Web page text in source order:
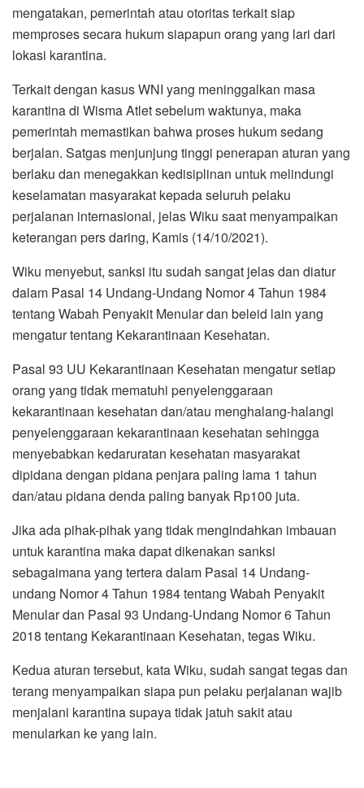
mengatakan, pemerintah atau otoritas terkait siap
memproses secara hukum siapapun orang yang lari dari
lokasi karantina.
Terkait dengan kasus WNI yang meninggalkan masa
karantina di Wisma Atlet sebelum waktunya, maka
pemerintah memastikan bahwa proses hukum sedang
berjalan. Satgas menjunjung tinggi penerapan aturan yang
berlaku dan menegakkan kedisiplinan untuk melindungi
keselamatan masyarakat kepada seluruh pelaku
perjalanan internasional, jelas Wiku saat menyampaikan
keterangan pers daring, Kamis (14/10/2021).
Wiku menyebut, sanksi itu sudah sangat jelas dan diatur
dalam Pasal 14 Undang-Undang Nomor 4 Tahun 1984
tentang Wabah Penyakit Menular dan beleid lain yang
mengatur tentang Kekarantinaan Kesehatan.
Pasal 93 UU Kekarantinaan Kesehatan mengatur setiap
orang yang tidak mematuhi penyelenggaraan
kekarantinaan kesehatan dan/atau menghalang-halangi
penyelenggaraan kekarantinaan kesehatan sehingga
menyebabkan kedaruratan kesehatan masyarakat
dipidana dengan pidana penjara paling lama 1 tahun
dan/atau pidana denda paling banyak Rp100 juta.
Jika ada pihak-pihak yang tidak mengindahkan imbauan
untuk karantina maka dapat dikenakan sanksi
sebagaimana yang tertera dalam Pasal 14 Undang-
undang Nomor 4 Tahun 1984 tentang Wabah Penyakit
Menular dan Pasal 93 Undang-Undang Nomor 6 Tahun
2018 tentang Kekarantinaan Kesehatan, tegas Wiku.
Kedua aturan tersebut, kata Wiku, sudah sangat tegas dan
terang menyampaikan siapa pun pelaku perjalanan wajib
menjalani karantina supaya tidak jatuh sakit atau
menularkan ke yang lain.